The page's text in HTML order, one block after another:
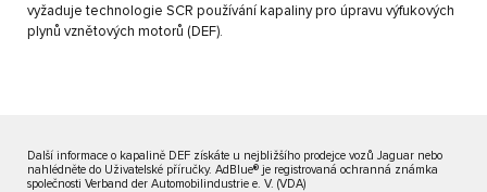
vyžaduje technologie SCR používání kapaliny pro úpravu výfukových
plynů vznětových motorů (DEF).
Další informace o kapalině DEF získáte u nejbližšího prodejce vozů Jaguar nebo
nahlédněte do Uživatelské příručky. AdBlue® je registrovaná ochranná známka
společnosti Verband der Automobilindustrie e. V. (VDA)